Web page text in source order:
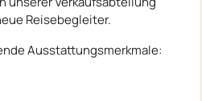
Reisebegleiter.
Ausstattungsmerkmale: